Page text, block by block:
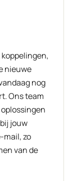
nieuwe
nog
Ons team
jouw
mail, zo
van de